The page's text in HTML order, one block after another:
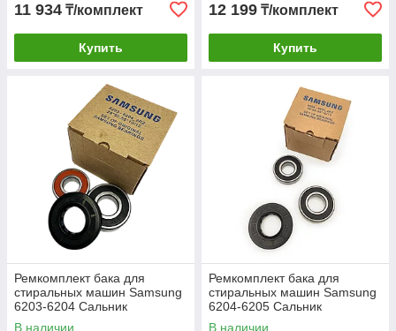
11 934 ₸/комплект
Купить
12 199 ₸/комплект
Купить
Ремкомплект бака для
стиральных машин Samsung
6203-6204 Сальник
25x50.55x10/12 со смазкой
В наличии
Ремкомплект бака для
стиральных машин Samsung
6204-6205 Сальник
30x60.55x10/12 со смазкой
В наличии